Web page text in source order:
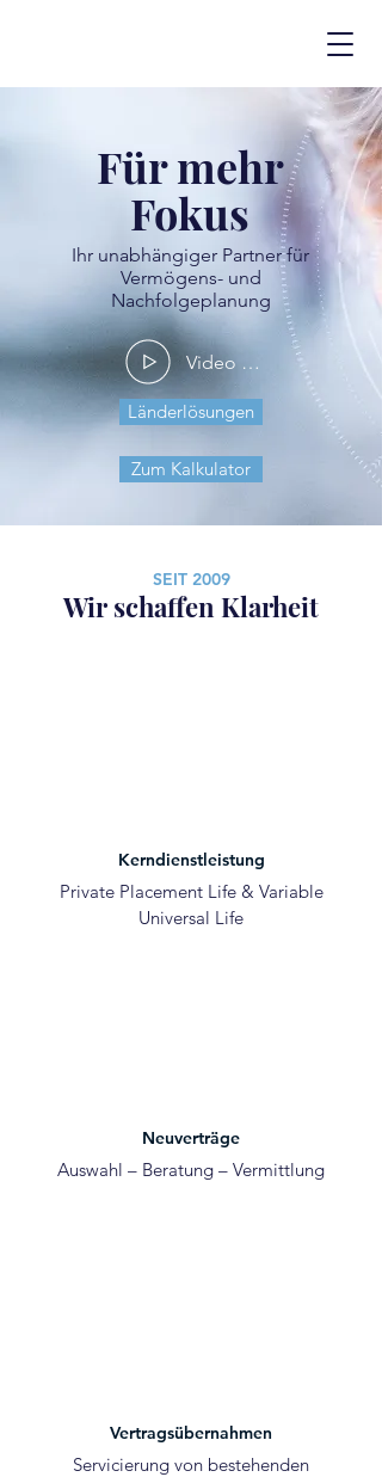
Für mehr
Fokus
Ihr unabhängiger Partner für
Vermögens- und
Nachfolgeplanung
Video ansehen
Länderlösungen
Zum Kalkulator
SEIT 2009
Wir schaffen Klarheit
Kerndienstleistung
Private Placement Life & Variable
Universal Life
Neuverträge
Auswahl – Beratung – Vermittlung
Vertragsübernahmen
Servicierung von bestehenden